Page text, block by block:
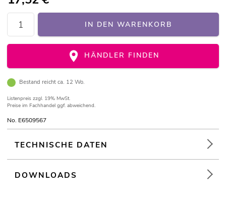
IN DEN WARENKORB
HÄNDLER FINDEN
Bestand reicht ca. 12 Wo.
Listenpreis zzgl. 19% MwSt.
Preise im Fachhandel ggf. abweichend.
No. E6509567
TECHNISCHE DATEN
DOWNLOADS